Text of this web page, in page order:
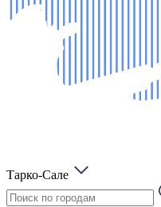
Тарко-Сале